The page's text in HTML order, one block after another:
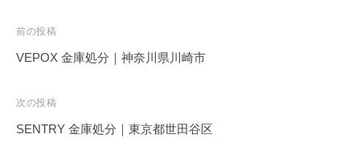
投
稿
ビ
ゲ
前の投稿
VEPOX 金庫処分｜神奈川県川崎市
次の投稿
SENTRY 金庫処分｜東京都世田谷区